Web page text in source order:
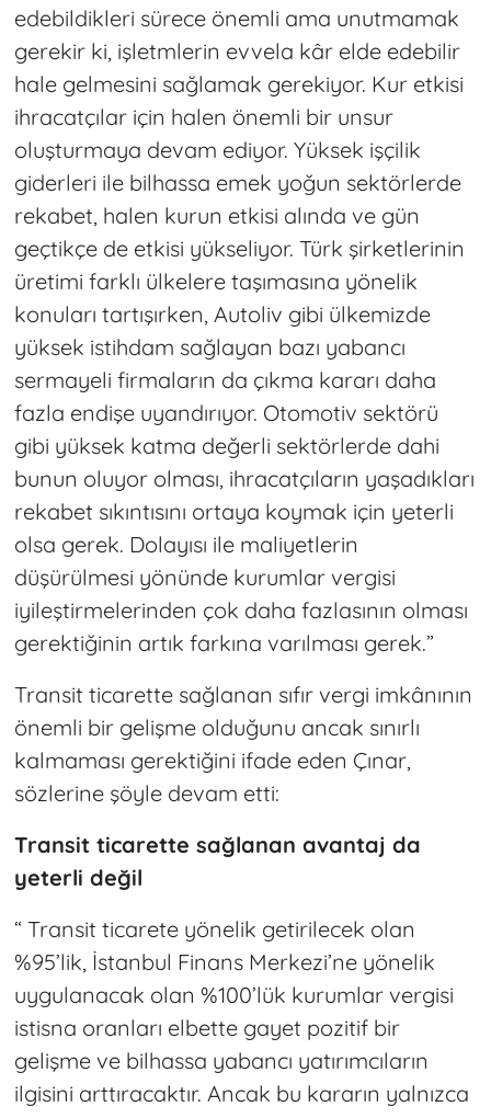
edebildikleri sürece önemli ama unutmamak
gerekir ki, işletmlerin evvela kâr elde edebilir
hale gelmesini sağlamak gerekiyor. Kur etkisi
ihracatçılar için halen önemli bir unsur
oluşturmaya devam ediyor. Yüksek işçilik
giderleri ile bilhassa emek yoğun sektörlerde
rekabet, halen kurun etkisi alında ve gün
geçtikçe de etkisi yükseliyor. Türk şirketlerinin
üretimi farklı ülkelere taşımasına yönelik
konuları tartışırken, Autoliv gibi ülkemizde
yüksek istihdam sağlayan bazı yabancı
sermayeli firmaların da çıkma kararı daha
fazla endişe uyandırıyor. Otomotiv sektörü
gibi yüksek katma değerli sektörlerde dahi
bunun oluyor olması, ihracatçıların yaşadıkları
rekabet sıkıntısını ortaya koymak için yeterli
olsa gerek. Dolayısı ile maliyetlerin
düşürülmesi yönünde kurumlar vergisi
iyileştirmelerinden çok daha fazlasının olması
gerektiğinin artık farkına varılması gerek.”
Transit ticarette sağlanan sıfır vergi imkânının
önemli bir gelişme olduğunu ancak sınırlı
kalmaması gerektiğini ifade eden Çınar,
sözlerine şöyle devam etti:
Transit ticarette sağlanan avantaj da
yeterli değil
“ Transit ticarete yönelik getirilecek olan
%95’lik, İstanbul Finans Merkezi’ne yönelik
uygulanacak olan %100’lük kurumlar vergisi
istisna oranları elbette gayet pozitif bir
gelişme ve bilhassa yabancı yatırımcıların
ilgisini arttıracaktır. Ancak bu kararın yalnızca